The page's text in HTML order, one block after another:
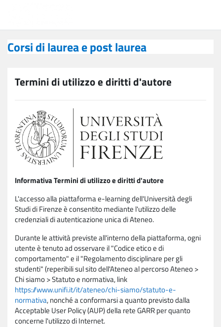
Corsi di laurea e post laurea
Termini di utilizzo e diritti d'autore
Informativa Termini di utilizzo e diritti d'autore
L'accesso alla piattaforma e-learning dell'Università degli
Studi di Firenze è consentito mediante l'utilizzo delle
credenziali di autenticazione unica di Ateneo.
Durante le attività previste all'interno della piattaforma, ogni
utente è tenuto ad osservare il "Codice etico e di
comportamento" e il "Regolamento disciplinare per gli
studenti" (reperibili sul sito dell'Ateneo al percorso Ateneo >
Chi siamo > Statuto e normativa, link
https://www.unifi.it/it/ateneo/chi-siamo/statuto-e-
normativa, nonché a conformarsi a quanto previsto dalla
Acceptable User Policy (AUP) della rete GARR per quanto
concerne l'utilizzo di Internet.